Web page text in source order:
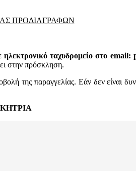
ΠΡΟΔΙΑΓΡΑΦΩΝ
ηλεκτρονικό ταχυδρομείο στο
στην πρόσκληση.
της παραγγελίας. Εάν δεν είναι